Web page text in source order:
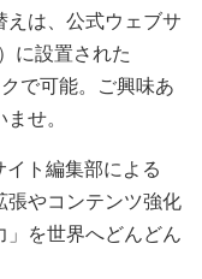
は、公式ウェブサ
に設置された
で可能。ご興味あ
せ。
ト編集部による
張やコンテンツ強化
」を世界へどんどん